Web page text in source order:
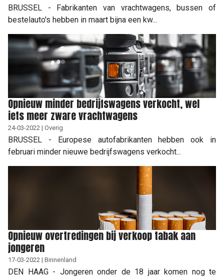
BRUSSEL - Fabrikanten van vrachtwagens, bussen of
bestelauto's hebben in maart bijna een kw...
Opnieuw minder bedrijfswagens verkocht, wel
iets meer zware vrachtwagens
24-03-2022 | Overig
BRUSSEL - Europese autofabrikanten hebben ook in
februari minder nieuwe bedrijfswagens verkocht...
Opnieuw overtredingen bij verkoop tabak aan
jongeren
17-03-2022 | Binnenland
DEN HAAG - Jongeren onder de 18 jaar komen nog te